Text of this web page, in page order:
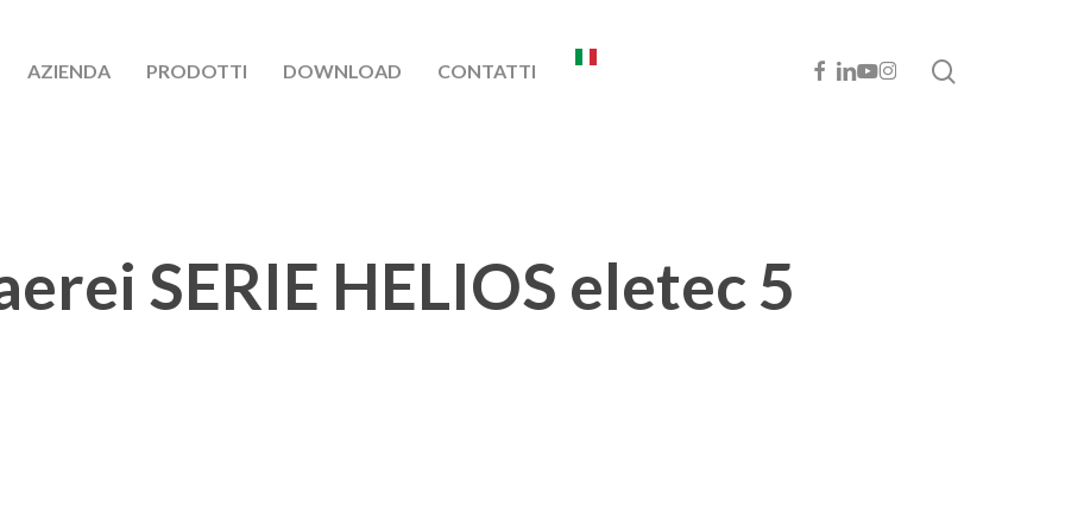
AZIENDA PRODOTTI DOWNLOAD CONTATTI FACEBOOK
LINKEDIN
YOUTUBE
INSTAGRAM
SERIE HELIOS eletec 5